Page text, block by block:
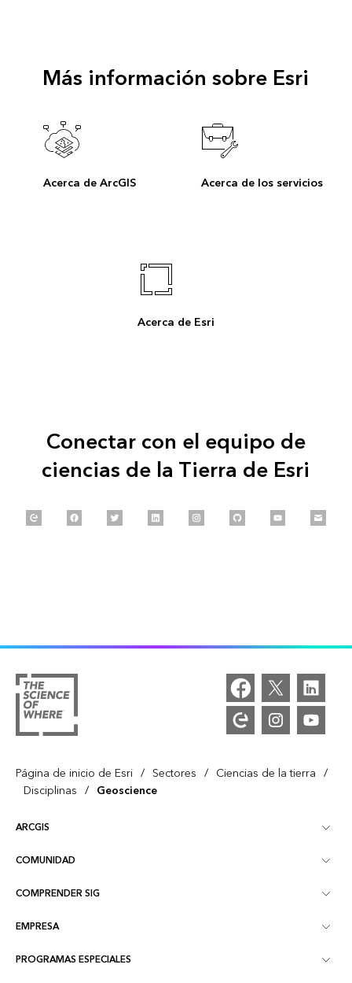
Más información sobre Esri
Acerca de ArcGIS Acerca de los servicios
Acerca de Esri
Conectar con el equipo de
ciencias de la Tierra de Esri
Explore our Esri Community
Follow us on Facebook
Follow us on Twitter
Connect with us on LinkedIn
Follow us on Instagram
Explore our GitHub
Follow us on
Email
Página de inicio de Esri / Sectores / Ciencias de la tierra /
Disciplinas / Geoscience
ARCGIS
Descripción general de ArcGIS
Representación cartográfica
COMUNIDAD
Comunidad de Esri
Blog de ArcGIS
COMPRENDER SIG
¿Qué son los SIG?
Inteligencia de ubicación
EMPRESA
Acerca de Esri
PROGRAMAS ESPECIALES